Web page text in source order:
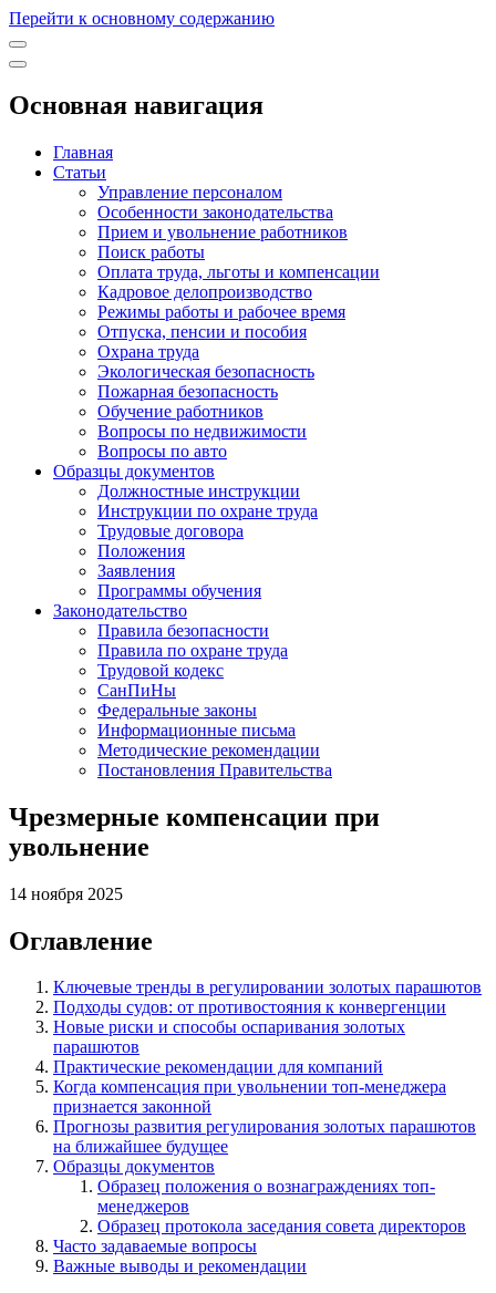
Перейти к основному содержанию
Основная навигация
Главная
Статьи
Управление персоналом
Особенности законодательства
Прием и увольнение работников
Поиск работы
Оплата труда, льготы и компенсации
Кадровое делопроизводство
Режимы работы и рабочее время
Отпуска, пенсии и пособия
Охрана труда
Экологическая безопасность
Пожарная безопасность
Обучение работников
Вопросы по недвижимости
Вопросы по авто
Образцы документов
Должностные инструкции
Инструкции по охране труда
Трудовые договора
Положения
Заявления
Программы обучения
Законодательство
Правила безопасности
Правила по охране труда
Трудовой кодекс
СанПиНы
Федеральные законы
Информационные письма
Методические рекомендации
Постановления Правительства
Чрезмерные компенсации при
увольнение
14 ноября 2025
Оглавление
Ключевые тренды в регулировании золотых парашютов
Подходы судов: от противостояния к конвергенции
Новые риски и способы оспаривания золотых
парашютов
Практические рекомендации для компаний
Когда компенсация при увольнении топ-менеджера
признается законной
Прогнозы развития регулирования золотых парашютов
на ближайшее будущее
Образцы документов
Образец положения о вознаграждениях топ-
менеджеров
Образец протокола заседания совета директоров
Часто задаваемые вопросы
Важные выводы и рекомендации